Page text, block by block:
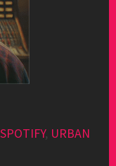
, URBAN